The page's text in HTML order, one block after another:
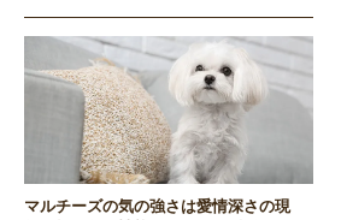
マルチーズの気の強さは愛情深さの現